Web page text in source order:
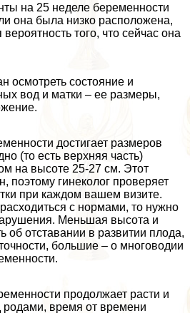
на 25 неделе беременности
она была низко расположена,
того, что сейчас она
осмотреть состояние и
вод и матки – ее размеры,
достигает размеров
(то есть верхняя часть)
на высоте 25-27 см. Этот
поэтому гинеколог проверяет
при каждом вашем визите.
с нормами, то нужно
Меньшая высота и
об отставании в развитии плода,
большие – о многоводии
продолжает расти и
родами, время от времени